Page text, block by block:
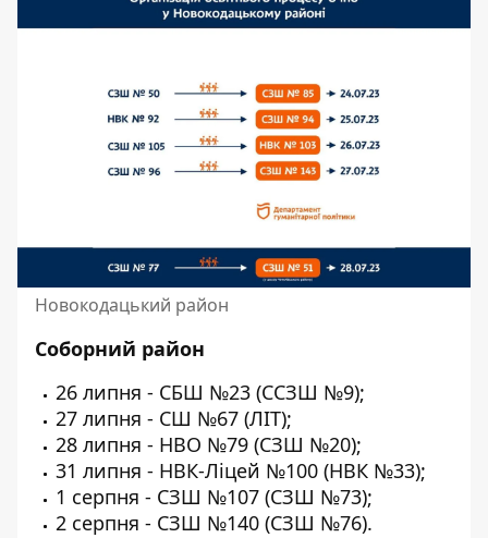
Новокодацький район
Соборний район
26 липня - СБШ №23 (ССЗШ №9);
27 липня - СШ №67 (ЛІТ);
28 липня - НВО №79 (СЗШ №20);
31 липня - НВК-Ліцей №100 (НВК №33);
1 серпня - СЗШ №107 (СЗШ №73);
2 серпня - СЗШ №140 (СЗШ №76).